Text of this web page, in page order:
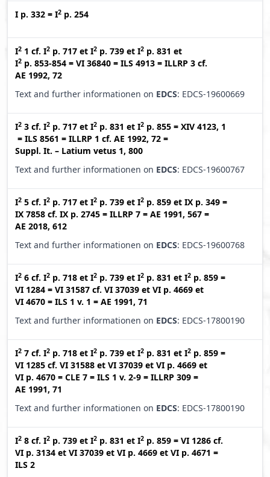
I p. 332 = I2 p. 254
I2 1 cf. I2 p. 717 et I2 p. 739 et I2 p. 831 et
I2 p. 853-854 = VI 36840 = ILS 4913 = ILLRP 3 cf.
AE 1992, 72
Text and further informationen on EDCS: EDCS-19600669
I2 3 cf. I2 p. 717 et I2 p. 831 et I2 p. 855 = XIV 4123, 1
= ILS 8561 = ILLRP 1 cf. AE 1992, 72 =
Suppl. It. – Latium vetus 1, 800
Text and further informationen on EDCS: EDCS-19600767
I2 5 cf. I2 p. 717 et I2 p. 739 et I2 p. 859 et IX p. 349 =
IX 7858 cf. IX p. 2745 = ILLRP 7 = AE 1991, 567 =
AE 2018, 612
Text and further informationen on EDCS: EDCS-19600768
I2 6 cf. I2 p. 718 et I2 p. 739 et I2 p. 831 et I2 p. 859 =
VI 1284 = VI 31587 cf. VI 37039 et VI p. 4669 et
VI 4670 = ILS 1 v. 1 = AE 1991, 71
Text and further informationen on EDCS: EDCS-17800190
I2 7 cf. I2 p. 718 et I2 p. 739 et I2 p. 831 et I2 p. 859 =
VI 1285 cf. VI 31588 et VI 37039 et VI p. 4669 et
VI p. 4670 = CLE 7 = ILS 1 v. 2-9 = ILLRP 309 =
AE 1991, 71
Text and further informationen on EDCS: EDCS-17800190
I2 8 cf. I2 p. 739 et I2 p. 831 et I2 p. 859 = VI 1286 cf.
VI p. 3134 et VI 37039 et VI p. 4669 et VI p. 4671 =
ILS 2